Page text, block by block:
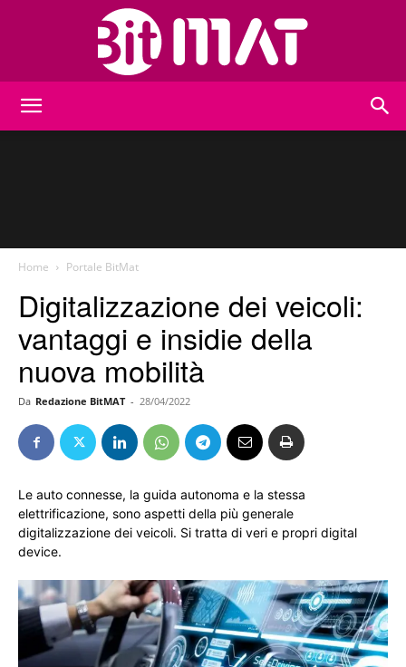
Home Portale BitMat
Digitalizzazione dei veicoli:
vantaggi e insidie della
nuova mobilità
Da Redazione BitMAT - 28/04/2022
Le auto connesse, la guida autonoma e la stessa
elettrificazione, sono aspetti della più generale
digitalizzazione dei veicoli. Si tratta di veri e propri digital
device.